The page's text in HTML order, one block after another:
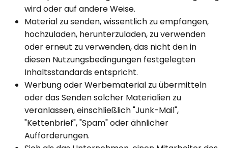
wird oder auf andere Weise.
Material zu senden, wissentlich zu empfangen,
hochzuladen, herunterzuladen, zu verwenden
oder erneut zu verwenden, das nicht den in
diesen Nutzungsbedingungen festgelegten
Inhaltsstandards entspricht.
Werbung oder Werbematerial zu übermitteln
oder das Senden solcher Materialien zu
veranlassen, einschließlich "Junk-Mail",
"Kettenbrief", "Spam" oder ähnlicher
Aufforderungen.